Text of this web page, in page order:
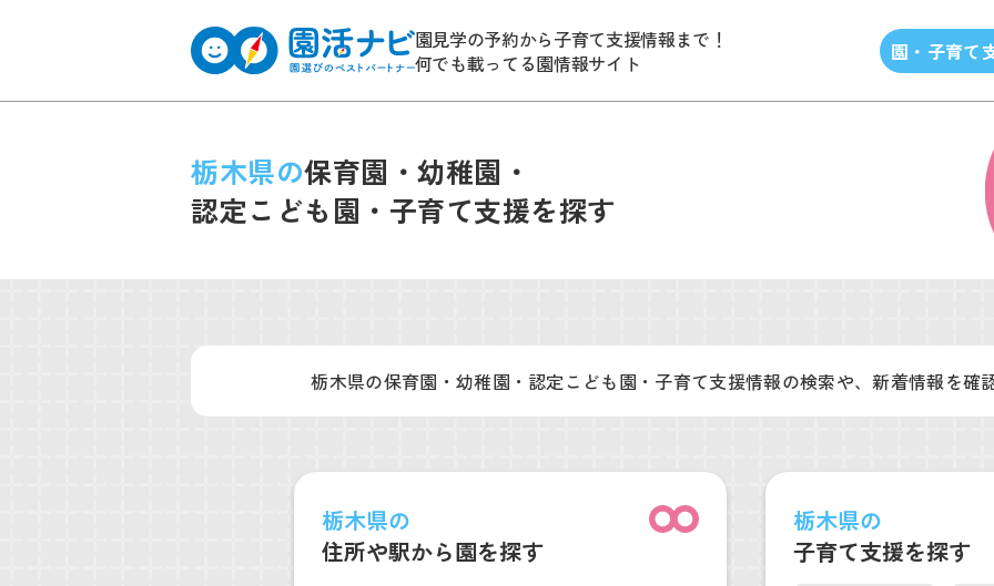
園見学の予約から子育て支援情報まで！
何でも載ってる園情報サイト
園・子育て
栃木県の保育園・幼稚園・
認定こども園・ 子育て支援を探す
栃木県の保育園・幼稚園・認定こども園・子育て支援情報の検索や、新着情報を確
栃木県の
住所や駅から園を探す
栃木県の
子育て支援を探す